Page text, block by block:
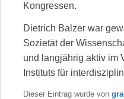
Kongressen.
Dietrich Balzer war
Sozietät der
und langjährig aktiv im
Instituts für
Dieser Eintrag wurde von